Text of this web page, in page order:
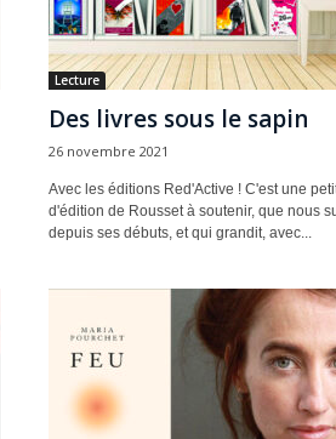
Lecture
Des livres sous le sapin
26 novembre 2021
Avec les éditions Red'Active ! C'est une
d'édition de Rousset à soutenir, que nous
depuis ses débuts, et qui grandit, avec...